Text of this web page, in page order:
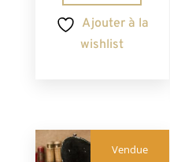
Ajouter à la
wishlist
Vendue